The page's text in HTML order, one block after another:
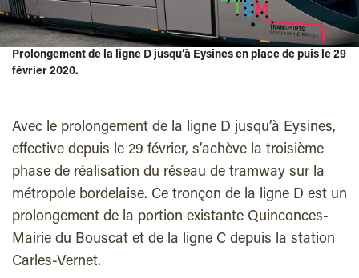
Prolongement de la ligne D jusqu’à Eysines en place de puis le 29
février 2020.
Avec le prolongement de la ligne D jusqu’à Eysines,
effective depuis le 29 février, s’achève la troisième
phase de réalisation du réseau de tramway sur la
métropole bordelaise. Ce tronçon de la ligne D est un
prolongement de la portion existante Quinconces-
Mairie du Bouscat et de la ligne C depuis la station
Carles-Vernet.